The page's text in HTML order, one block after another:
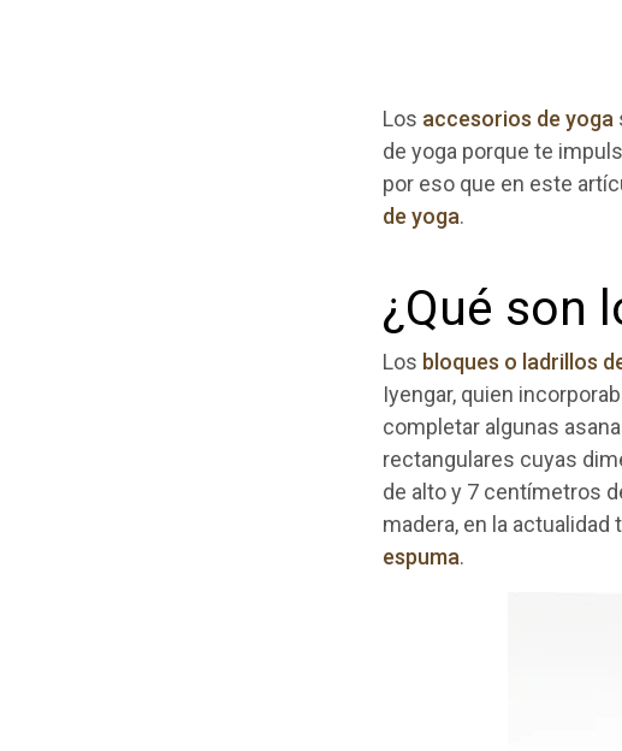
Los accesorios de yoga
de yoga porque te
por eso que en este
de yoga.
¿Qué son
Los bloques o ladrillos
Iyengar, quien
completar algunas
rectangulares cuyas
de alto y 7 centímetros
madera, en la
espuma.